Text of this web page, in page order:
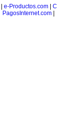
e-Productos.com
PagosInternet.com